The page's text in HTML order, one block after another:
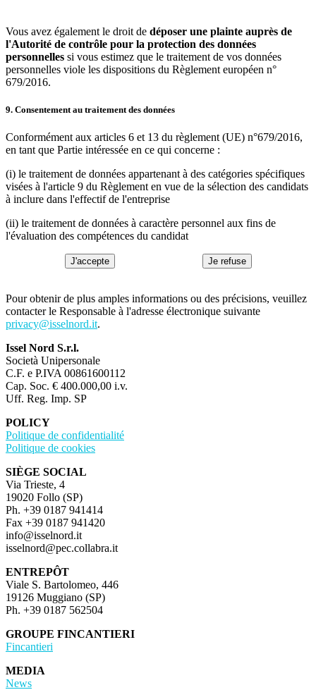
Vous avez également le droit de déposer une plainte auprès de
l'Autorité de contrôle pour la protection des données
personnelles si vous estimez que le traitement de vos données
personnelles viole les dispositions du Règlement européen n°
679/2016.
9. Consentement au traitement des données
Conformément aux articles 6 et 13 du règlement (UE) n°679/2016,
en tant que Partie intéressée en ce qui concerne :
(i) le traitement de données appartenant à des catégories spécifiques
visées à l'article 9 du Règlement en vue de la sélection des candidats
à inclure dans l'effectif de l'entreprise
(ii) le traitement de données à caractère personnel aux fins de
l'évaluation des compétences du candidat
J'accepte Je refuse
Pour obtenir de plus amples informations ou des précisions, veuillez
contacter le Responsable à l'adresse électronique suivante
privacy@isselnord.it.
Issel Nord S.r.l.
Società Unipersonale
C.F. e P.IVA 00861600112
Cap. Soc. € 400.000,00 i.v.
Uff. Reg. Imp. SP
POLICY
Politique de confidentialité
Politique de cookies
SIÈGE SOCIAL
Via Trieste, 4
19020 Follo (SP)
Ph. +39 0187 941414
Fax +39 0187 941420
info@isselnord.it
isselnord@pec.collabra.it
ENTREPÔT
Viale S. Bartolomeo, 446
19126 Muggiano (SP)
Ph. +39 0187 562504
GROUPE FINCANTIERI
Fincantieri
MEDIA
News